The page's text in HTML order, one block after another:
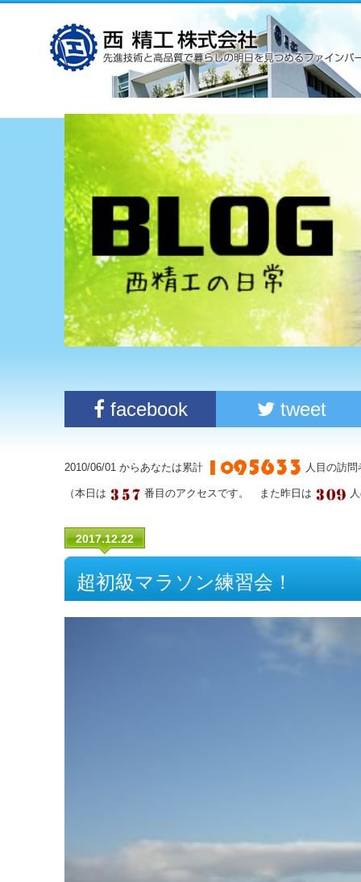
facebook tweet
2010/06/01 からあなたは累計 人目の訪
（本日は 番目のアクセスです。 また昨日は
2017.12.22
超初級マラソン練習会！